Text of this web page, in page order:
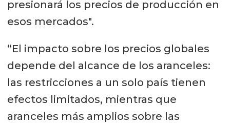
presionará los precios de producción en
esos mercados".
“El impacto sobre los precios globales
depende del alcance de los aranceles:
las restricciones a un solo país tienen
efectos limitados, mientras que
aranceles más amplios sobre las